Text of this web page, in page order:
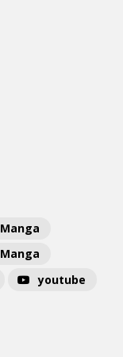
Manga
Manga
youtube